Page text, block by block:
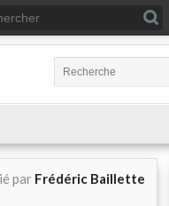
par Frédéric Baillette